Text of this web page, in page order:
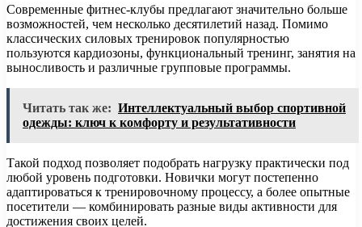
Современные фитнес-клубы предлагают значительно больше
возможностей, чем несколько десятилетий назад. Помимо
классических силовых тренировок популярностью
пользуются кардиозоны, функциональный тренинг, занятия на
выносливость и различные групповые программы.
Читать так же: Интеллектуальный выбор спортивной
одежды: ключ к комфорту и результативности
Такой подход позволяет подобрать нагрузку практически под
любой уровень подготовки. Новички могут постепенно
адаптироваться к тренировочному процессу, а более опытные
посетители — комбинировать разные виды активности для
достижения своих целей.